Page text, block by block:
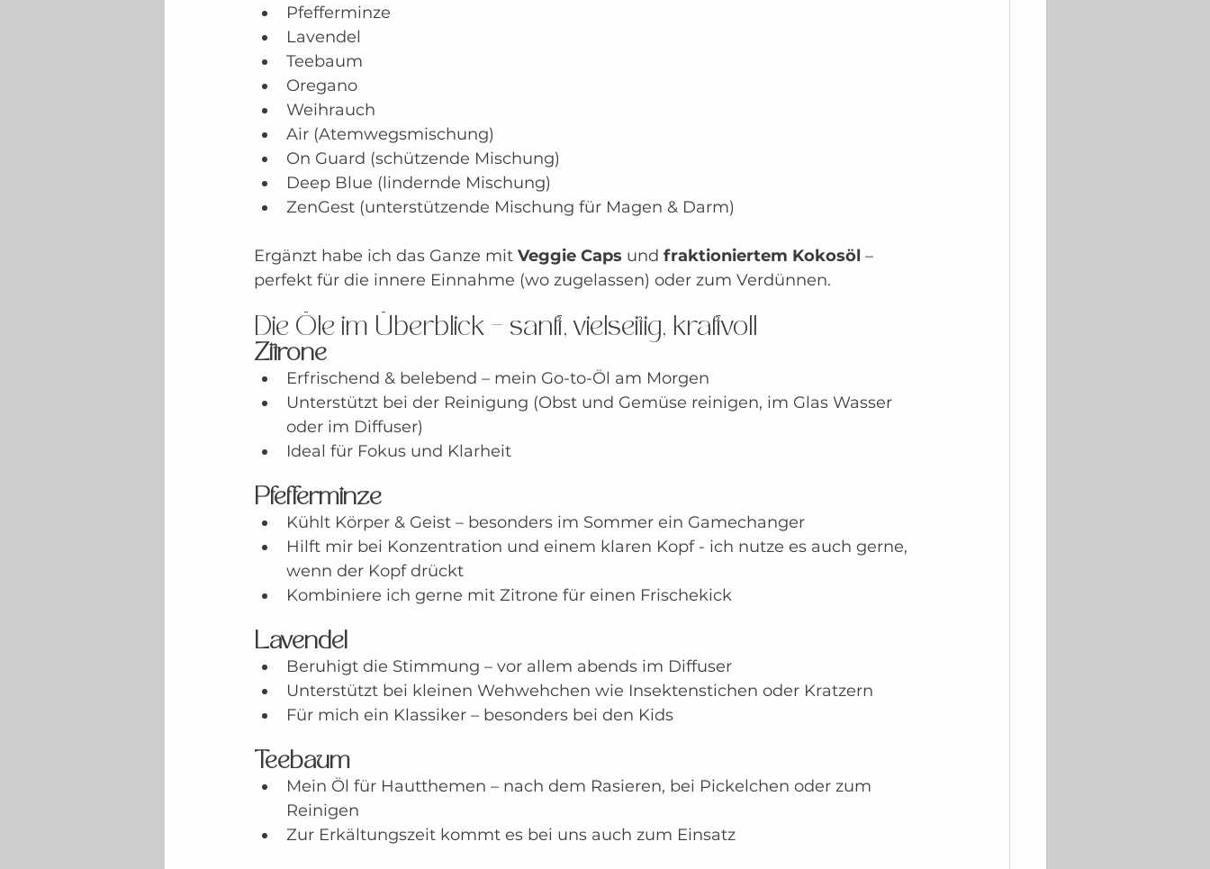
Pfefferminze
Lavendel
Teebaum
Oregano
Weihrauch
Air (Atemwegsmischung)
On Guard (schützende Mischung)
Deep Blue (lindernde Mischung)
ZenGest (unterstützende Mischung für Magen & Darm)
Ergänzt habe ich das Ganze mit Veggie Caps und fraktioniertem Kokosöl –
perfekt für die innere Einnahme (wo zugelassen) oder zum Verdünnen.
Die Öle im Überblick – sanft, vielseitig, kraftvoll
Zitrone
Erfrischend & belebend – mein Go-to-Öl am Morgen
Unterstützt bei der Reinigung (Obst und Gemüse reinigen, im Glas Wasser
oder im Diffuser)
Ideal für Fokus und Klarheit
Pfefferminze
Kühlt Körper & Geist – besonders im Sommer ein Gamechanger
Hilft mir bei Konzentration und einem klaren Kopf - ich nutze es auch gerne,
wenn der Kopf drückt
Kombiniere ich gerne mit Zitrone für einen Frischekick
Lavendel
Beruhigt die Stimmung – vor allem abends im Diffuser
Unterstützt bei kleinen Wehwehchen wie Insektenstichen oder Kratzern
Für mich ein Klassiker – besonders bei den Kids
Teebaum
Mein Öl für Hautthemen – nach dem Rasieren, bei Pickelchen oder zum
Reinigen
Zur Erkältungszeit kommt es bei uns auch zum Einsatz